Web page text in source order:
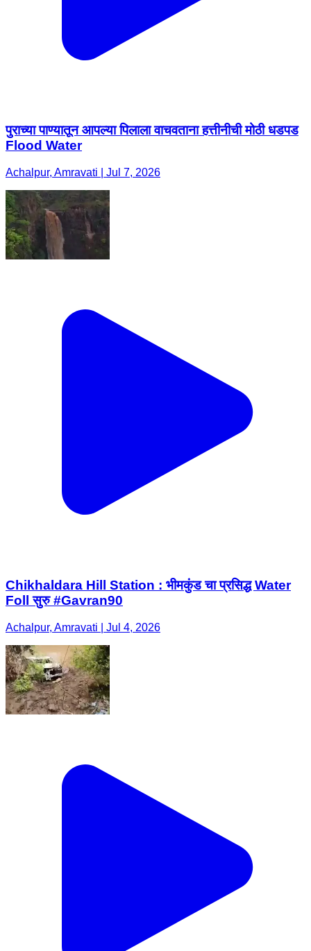
पुराच्या पाण्यातून आपल्या पिलाला वाचवताना हत्तीनीची मोठी धडपड
Flood Water
Achalpur, Amravati | Jul 7, 2026
Chikhaldara Hill Station : भीमकुंड चा प्रसिद्ध Water
Foll सुरु #Gavran90
Achalpur, Amravati | Jul 4, 2026